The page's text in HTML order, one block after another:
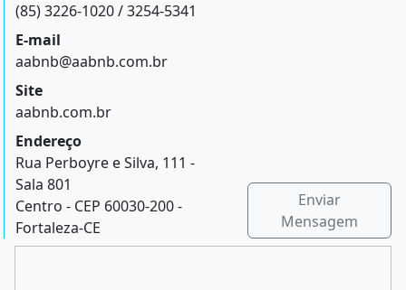
(85) 3226-1020 / 3254-5341
E-mail
aabnb@aabnb.com.br
Site
aabnb.com.br
Endereço
Rua Perboyre e Silva, 111 -
Sala 801
Centro - CEP 60030-200 -
Fortaleza-CE
Enviar
Mensagem